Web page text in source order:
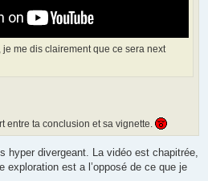
je me dis clairement que ce sera next
entre ta conclusion et sa vignette.
hyper divergeant. La vidéo est chapitrée,
exploration est a l’opposé de ce que je